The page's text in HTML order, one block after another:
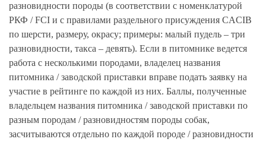
разновидности породы (в соответствии с номенклатурой
РКФ / FCI и с правилами раздельного присуждения CACIB
по шерсти, размеру, окрасу; примеры: малый пудель – три
разновидности, такса – девять). Если в питомнике ведется
работа с несколькими породами, владелец названия
питомника / заводской приставки вправе подать заявку на
участие в рейтинге по каждой из них. Баллы, полученные
владельцем названия питомника / заводской приставки по
разным породам / разновидностям породы собак,
засчитываются отдельно по каждой породе / разновидности